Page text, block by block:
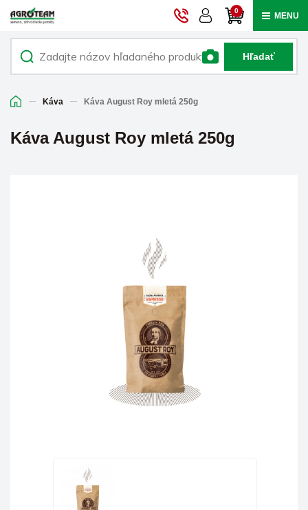
0 MENU
Hľadať
Káva Káva August Roy mletá 250g
Káva August Roy mletá 250g